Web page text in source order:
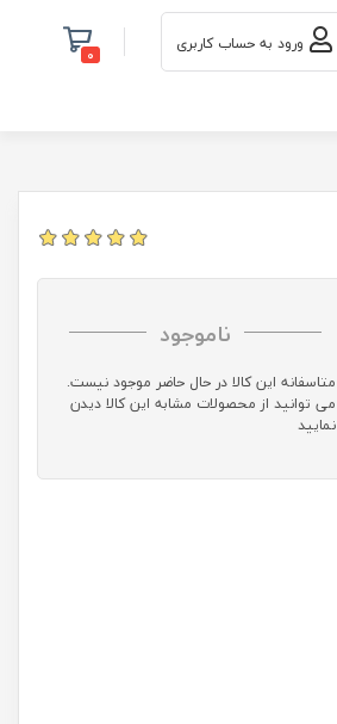
ورود به حساب کاربری 0
ناموجود
متاسفانه این کالا در حال حاضر موجود نیست.
می توانید از محصولات مشابه این کالا دیدن
نمایید